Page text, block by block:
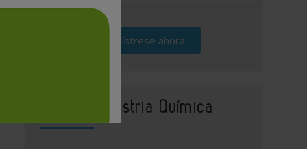
Regístrese ahora
Revista Industria Química